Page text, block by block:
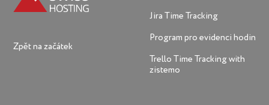
Zpět na začátek
Jira Time Tracking
Program pro evidenci hodin
Trello Time Tracking with
zistemo